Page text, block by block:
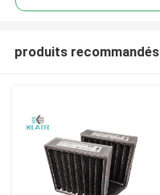
produits recommandés